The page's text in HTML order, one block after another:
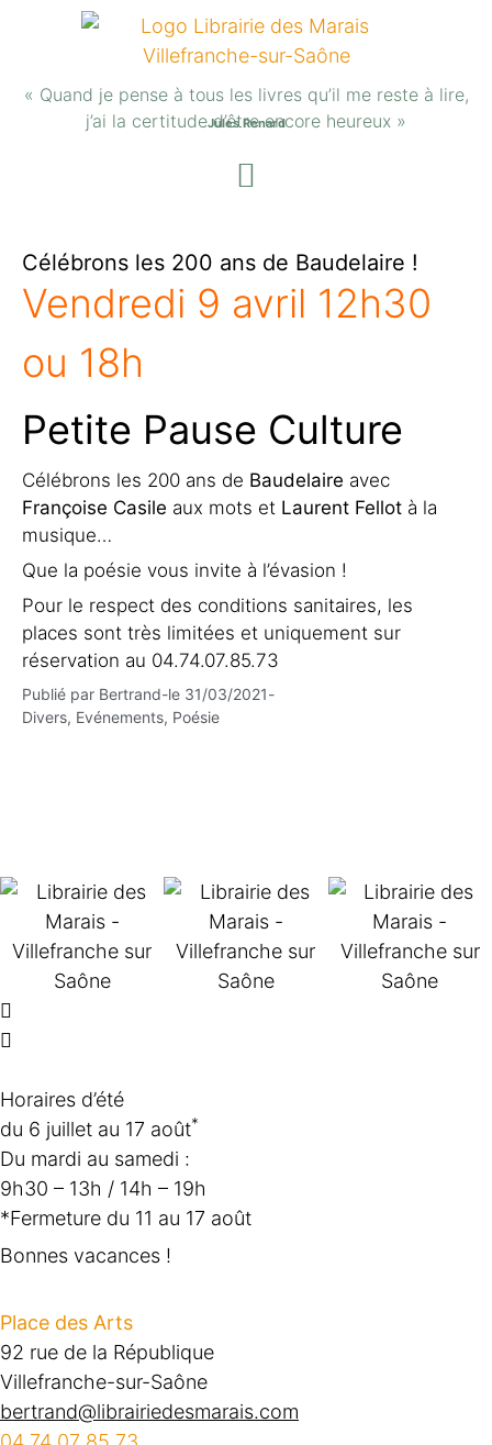
« Quand je pense à tous les livres qu’il me reste à lire,
j’ai la certitude d’être encore heureux »
Jules Renard
Célébrons les 200 ans de Baudelaire !
Vendredi 9 avril 12h30
ou 18h
Petite Pause Culture
Célébrons les 200 ans de Baudelaire avec
Françoise Casile aux mots et Laurent Fellot à la
musique…
Que la poésie vous invite à l’évasion !
Pour le respect des conditions sanitaires, les
places sont très limitées et uniquement sur
réservation au 04.74.07.85.73
Publié par Bertrand-le 31/03/2021-
Divers, Evénements, Poésie
Horaires d’été
du 6 juillet au 17 août*
Du mardi au samedi :
9h30 – 13h / 14h – 19h
*Fermeture du 11 au 17 août
Bonnes vacances !
Place des Arts
92 rue de la République
Villefranche-sur-Saône
bertrand@librairiedesmarais.com